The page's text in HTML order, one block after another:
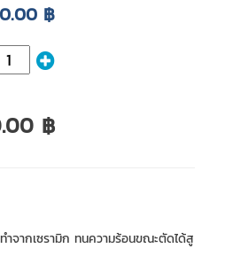
฿
฿
ำจากเซรามิก ทนความร้อนขณะตัดได้สู